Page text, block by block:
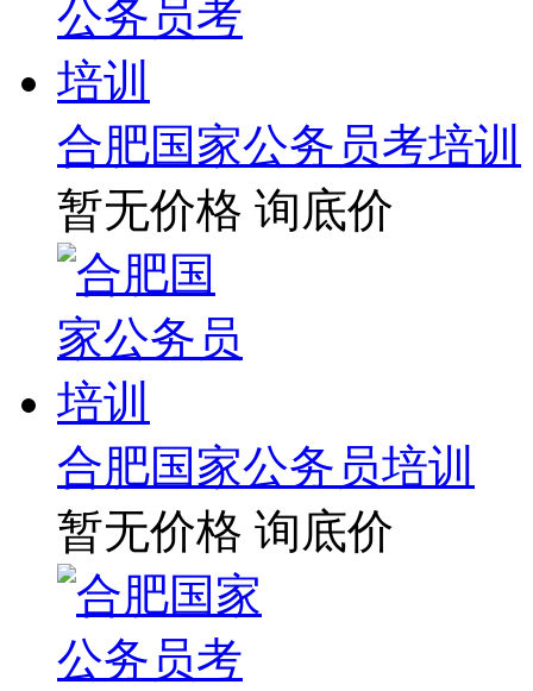
合肥国家公务员考培训
暂无价格 询底价
合肥国家公务员培训
暂无价格 询底价